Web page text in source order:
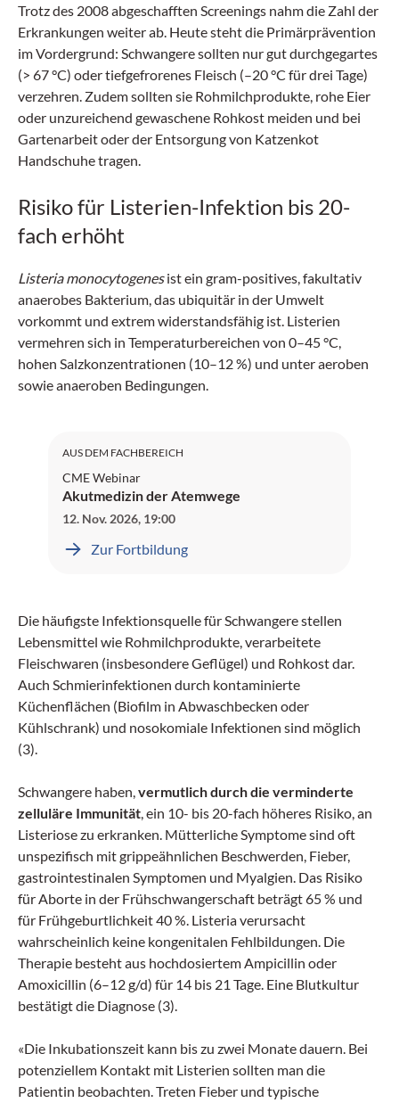
Trotz des 2008 abgeschafften Screenings nahm die Zahl der
Erkrankungen weiter ab. Heute steht die Primärprävention
im Vordergrund: Schwangere sollten nur gut durchgegartes
(> 67 °C) oder tiefgefrorenes Fleisch (–20 °C für drei Tage)
verzehren. Zudem sollten sie Rohmilchprodukte, rohe Eier
oder unzureichend gewaschene Rohkost meiden und bei
Gartenarbeit oder der Entsorgung von Katzenkot
Handschuhe tragen.
Risiko für Listerien-Infektion bis 20-
fach erhöht
Listeria monocytogenesist ein gram-positives, fakultativ
anaerobes Bakterium, das ubiquitär in der Umwelt
vorkommt und extrem widerstandsfähig ist. Listerien
vermehren sich in Temperaturbereichen von 0–45 °C,
hohen Salzkonzentrationen (10–12 %) und unter aeroben
sowie anaeroben Bedingungen.
AUS DEM FACHBEREICH
CME Webinar
Akutmedizin der Atemwege
12. Nov. 2026, 19:00
Zur Fortbildung
Die häufigste Infektionsquelle für Schwangere stellen
Lebensmittel wie Rohmilchprodukte, verarbeitete
Fleischwaren (insbesondere Geflügel) und Rohkost dar.
Auch Schmierinfektionen durch kontaminierte
Küchenflächen (Biofilm in Abwaschbecken oder
Kühlschrank) und nosokomiale Infektionen sind möglich
(3).
Schwangere haben, vermutlich durch die verminderte
zelluläre Immunität , ein 10- bis 20-fach höheres Risiko, an
Listeriose zu erkranken. Mütterliche Symptome sind oft
unspezifisch mit grippeähnlichen Beschwerden, Fieber,
gastrointestinalen Symptomen und Myalgien. Das Risiko
für Aborte in der Frühschwangerschaft beträgt 65 % und
für Frühgeburtlichkeit 40 %. Listeria verursacht
wahrscheinlich keine kongenitalen Fehlbildungen. Die
Therapie besteht aus hochdosiertem Ampicillin oder
Amoxicillin (6–12 g/d) für 14 bis 21 Tage. Eine Blutkultur
bestätigt die Diagnose (3).
«Die Inkubationszeit kann bis zu zwei Monate dauern. Bei
potenziellem Kontakt mit Listerien sollten man die
Patientin beobachten. Treten Fieber und typische